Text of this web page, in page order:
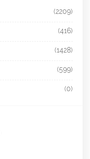
(2209)
(416)
(1428)
(599)
(0)